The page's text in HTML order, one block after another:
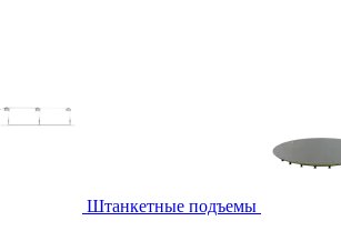
Штанкетные подъемы